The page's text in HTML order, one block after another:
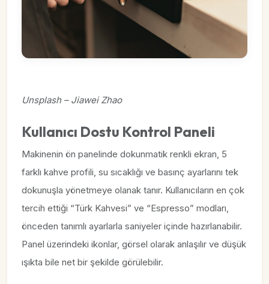
Unsplash – Jiawei Zhao
Kullanıcı Dostu Kontrol Paneli
Makinenin ön panelinde dokunmatik renkli ekran, 5
farklı kahve profili, su sıcaklığı ve basınç ayarlarını tek
dokunuşla yönetmeye olanak tanır. Kullanıcıların en çok
tercih ettiği “Türk Kahvesi” ve “Espresso” modları,
önceden tanımlı ayarlarla saniyeler içinde hazırlanabilir.
Panel üzerindeki ikonlar, görsel olarak anlaşılır ve düşük
ışıkta bile net bir şekilde görülebilir.